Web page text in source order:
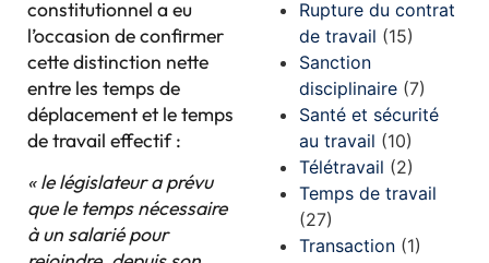
constitutionnel a eu
l’occasion de confirmer
cette distinction nette
entre les temps de
déplacement et le temps
de travail effectif :
« le législateur a prévu
que le temps nécessaire
à un salarié pour
Rupture du contrat
de travail (15)
Sanction
disciplinaire (7)
Santé et sécurité
au travail (10)
Télétravail (2)
Temps de travail
(27)
Transaction (1)